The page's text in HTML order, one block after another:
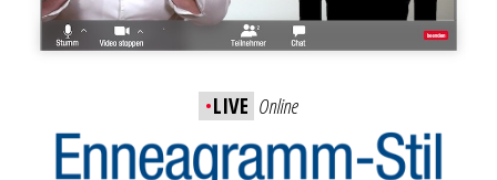
•LIVE Online